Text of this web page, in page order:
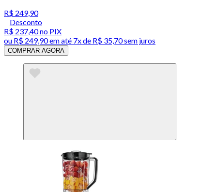
R$ 249,90
Desconto
R$ 237,40no PIX
ou R$ 249,90em até 7x de R$ 35,70 sem juros
COMPRAR AGORA